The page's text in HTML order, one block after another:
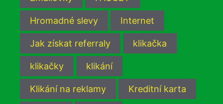
Hromadné slevy Internet
Jak získat referraly klikačka
klikačky klikání
Klikání na reklamy Kreditní karta